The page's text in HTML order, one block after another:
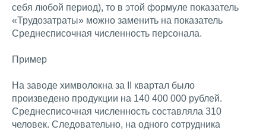
себя любой период), то в этой формуле показатель
«Трудозатраты» можно заменить на показатель
Среднесписочная численность персонала.
Пример
На заводе химволокна за II квартал было
произведено продукции на 140 400 000 рублей.
Среднесписочная численность составляла 310
человек. Следовательно, на одного сотрудника